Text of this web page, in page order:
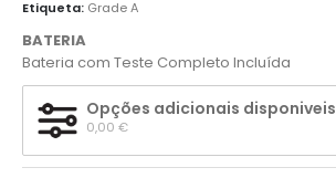
Etiqueta: Grade A
BATERIA
Bateria com Teste Completo Incluída
Opções adicionais disponiveis
0,00 €